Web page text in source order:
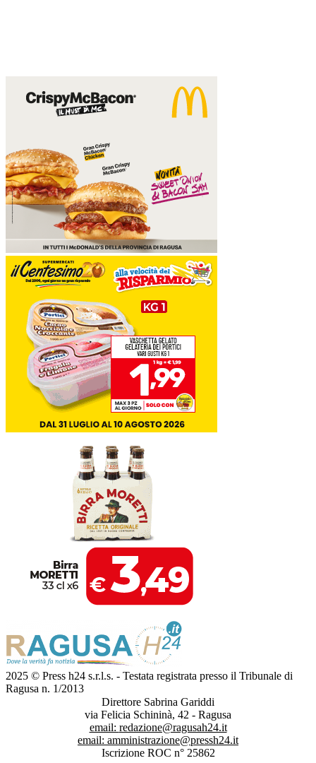
2025 © Press h24 s.r.l.s. - Testata registrata presso il Tribunale di
Ragusa n. 1/2013
Direttore Sabrina Gariddi
via Felicia Schininà, 42 - Ragusa
email: redazione@ragusah24.it
email: amministrazione@pressh24.it
Iscrizione ROC n° 25862